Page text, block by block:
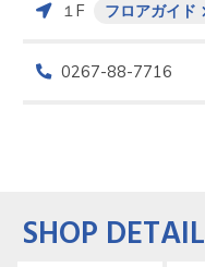
１F フロアガイド
0267-88-7716
SHOP DETAIL